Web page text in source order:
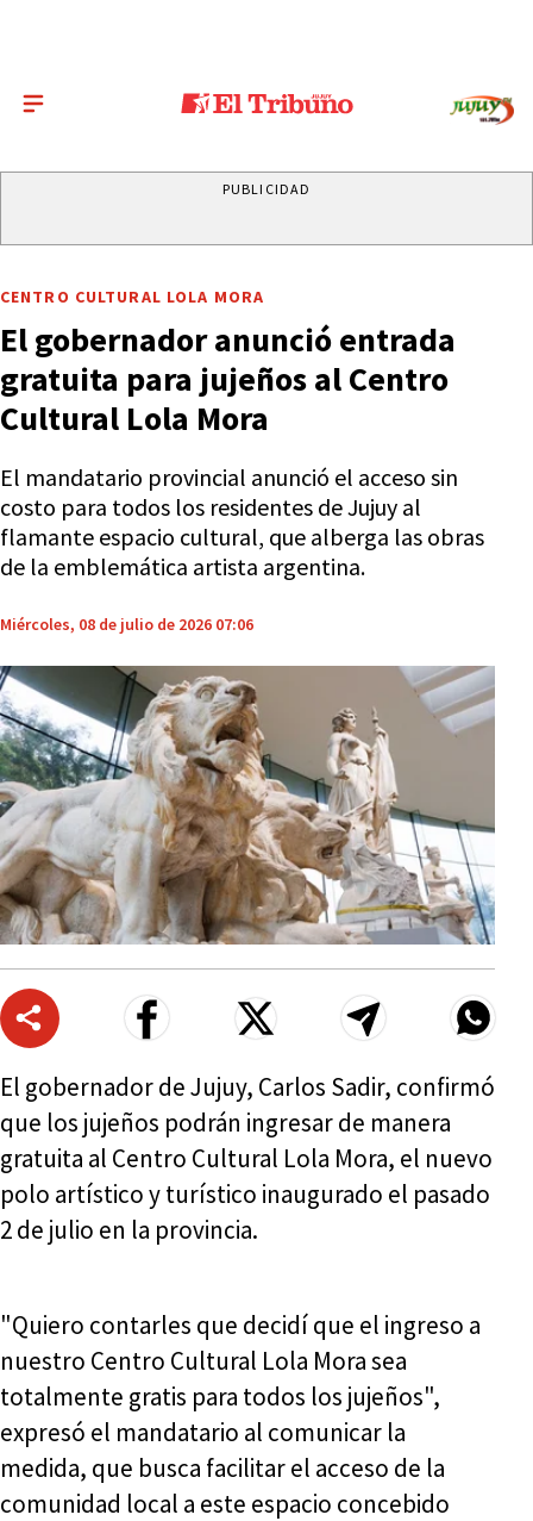
PUBLICIDAD
CENTRO CULTURAL LOLA MORA
El gobernador anunció entrada
gratuita para jujeños al Centro
Cultural Lola Mora
El mandatario provincial anunció el acceso sin
costo para todos los residentes de Jujuy al
flamante espacio cultural, que alberga las obras
de la emblemática artista argentina.
Miércoles, 08 de julio de 2026 07:06
El gobernador de Jujuy, Carlos Sadir, confirmó
que los jujeños podrán ingresar de manera
gratuita al Centro Cultural Lola Mora, el nuevo
polo artístico y turístico inaugurado el pasado
2 de julio en la provincia.
"Quiero contarles que decidí que el ingreso a
nuestro Centro Cultural Lola Mora sea
totalmente gratis para todos los jujeños",
expresó el mandatario al comunicar la
medida, que busca facilitar el acceso de la
comunidad local a este espacio concebido